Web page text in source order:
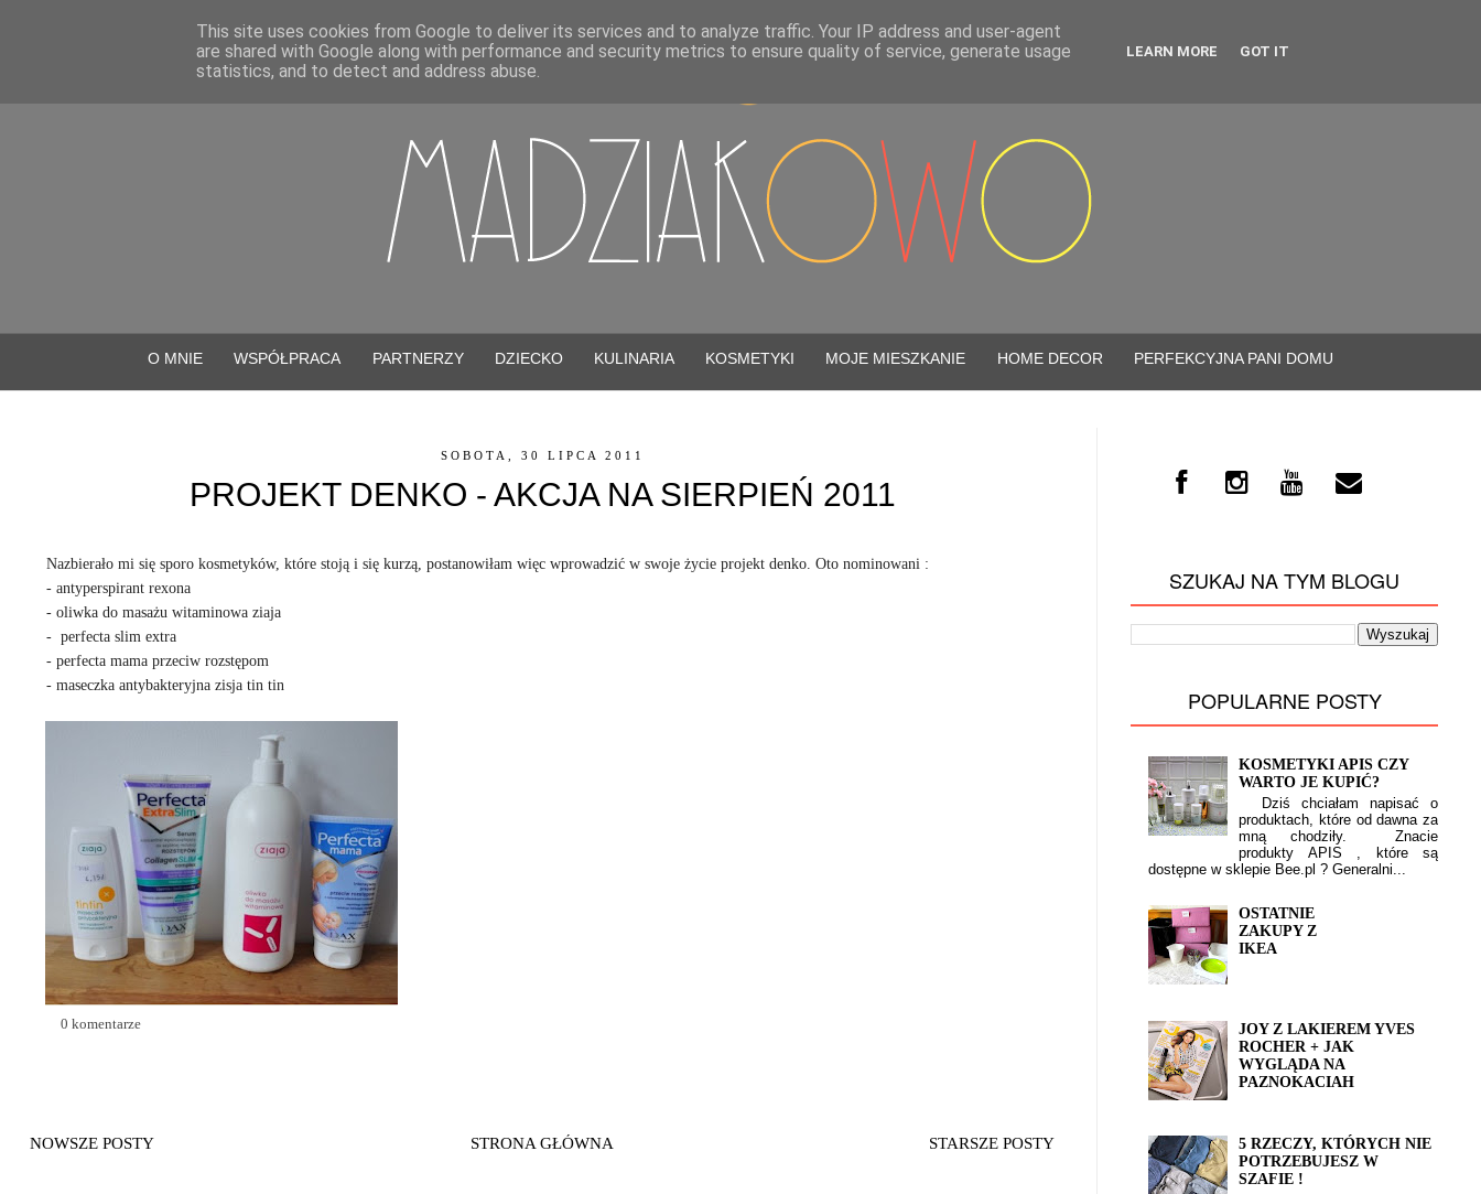
O MNIE WSPÓŁPRACA PARTNERZY DZIECKO KULINARIA KOSMETYKI MOJE MIESZKANIE HOME DECOR PERFEKCYJNA PANI DOMU
SOBOTA, 30 LIPCA 2011
PROJEKT DENKO - AKCJA NA SIERPIEŃ 2011
Nazbierało mi się sporo kosmetyków, które stoją i się kurzą, postanowiłam więc wprowadzić w swoje życie projekt denko. Oto nominowani :
- antyperspirant rexona
- oliwka do masażu witaminowa ziaja
- perfecta slim extra
- perfecta mama przeciw rozstępom
- maseczka antybakteryjna zisja tin tin
0 komentarze
NOWSZE POSTY STARSZE POSTY
STRONA GŁÓWNA
SZUKAJ NA TYM BLOGU
POPULARNE POSTY
KOSMETYKI APIS CZY
WARTO JE KUPIĆ?
Dziś chciałam napisać o
produktach, które od dawna za
mną chodziły. Znacie
produkty APIS , które są
dostępne w sklepie Bee.pl ? Generalni...
OSTATNIE
ZAKUPY Z
IKEA
JOY Z LAKIEREM YVES
ROCHER + JAK
WYGLĄDA NA
PAZNOKACIAH
5 RZECZY, KTÓRYCH NIE
POTRZEBUJESZ W
SZAFIE !
This site uses cookies from Google to deliver its services and to analyze traffic. Your IP address and user-agent
are shared with Google along with performance and security metrics to ensure quality of service, generate usage
statistics, and to detect and address abuse.
LEARN MORE GOT IT